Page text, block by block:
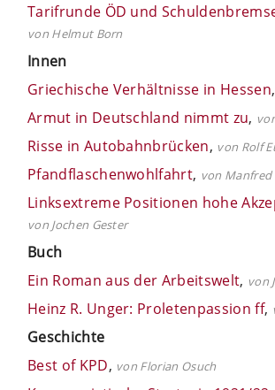
Tarifrunde ÖD und
von Helmut Born
Innen
Griechische Verhältnisse in Hessen,
Armut in Deutschland nimmt zu,
Risse in Autobahnbrücken, von Rolf
Pfandflaschenwohlfahrt, von
Linksextreme Positionen hohe
von Jochen Gester
Buch
Ein Roman aus der Arbeitswelt, von
Heinz R. Unger: Proletenpassion ff,
Geschichte
Best of KPD, von Florian Osuch